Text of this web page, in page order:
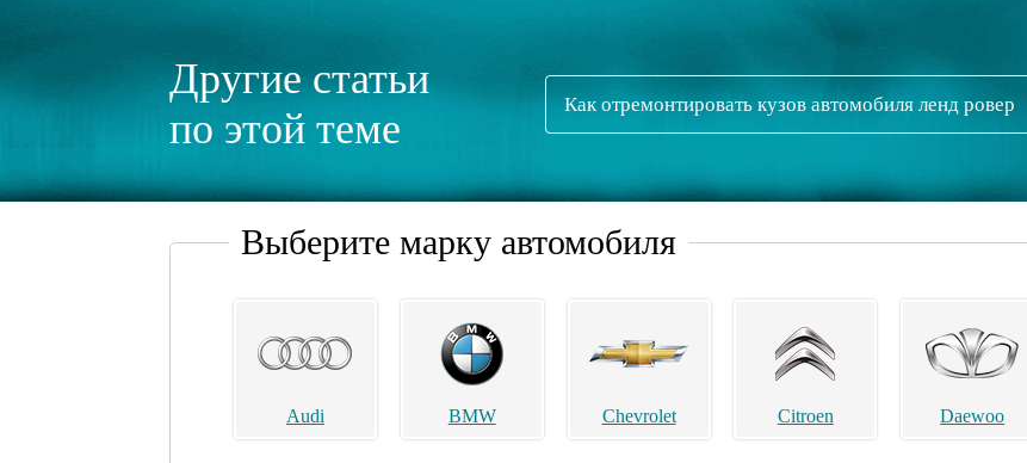
Другие статьи
по этой теме
Как отремонтировать кузов автомобиля ленд ровер
Выберите марку автомобиля
Audi BMW Chevrolet Citroen Daewoo